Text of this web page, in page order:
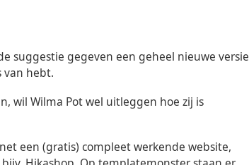
suggestie gegeven een geheel nieuwe versie
van hebt.
wil Wilma Pot wel uitleggen hoe zij is
een (gratis) compleet werkende website,